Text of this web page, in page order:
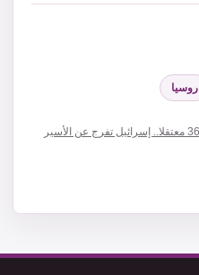
روسيا
والدته انتظرته 40 عاما وزارته في 36 معتقلا.. إسرائيل تفرج عن الأسير